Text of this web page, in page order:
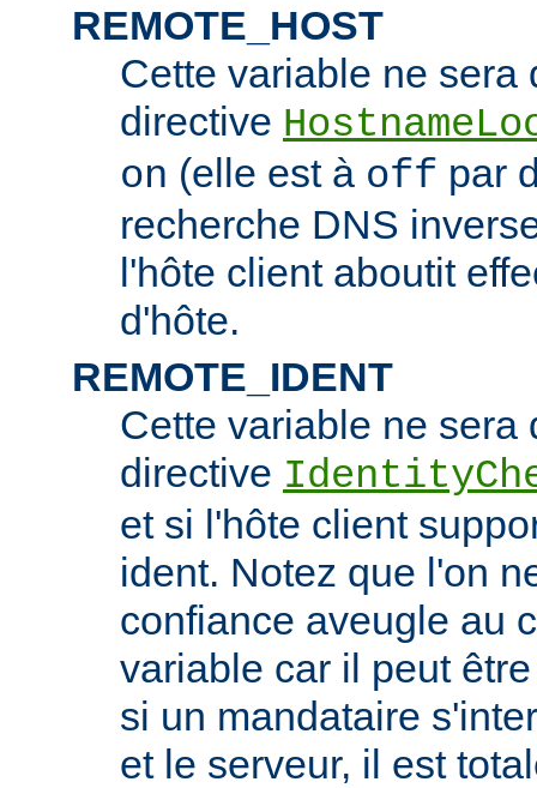
REMOTE_HOST
Cette variable ne sera
directive
on (elle est à off par
recherche DNS
l'hôte client aboutit
d'hôte.
REMOTE_IDENT
Cette variable ne sera
directive
et si l'hôte client
ident. Notez que l'on
confiance aveugle au
variable car il peut
si un mandataire
et le serveur, il est